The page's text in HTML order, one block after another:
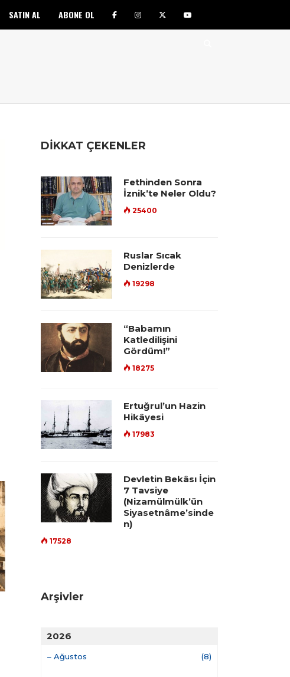
SATIN AL ABONE OL
DİKKAT ÇEKENLER
Fethinden Sonra
İznik’te Neler Oldu?
25400
Ruslar Sıcak
Denizlerde
19298
“Babamın
Katledilişini
Gördüm!”
18275
Ertuğrul’un Hazin
Hikâyesi
17983
Devletin Bekâsı İçin
7 Tavsiye
(Nizamülmülk’ün
Siyasetnâme’sinde
n)
17528
Arşivler
2026
– Ağustos (8)